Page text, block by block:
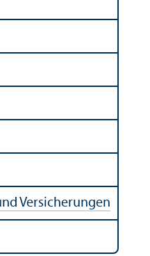
Versicherungen